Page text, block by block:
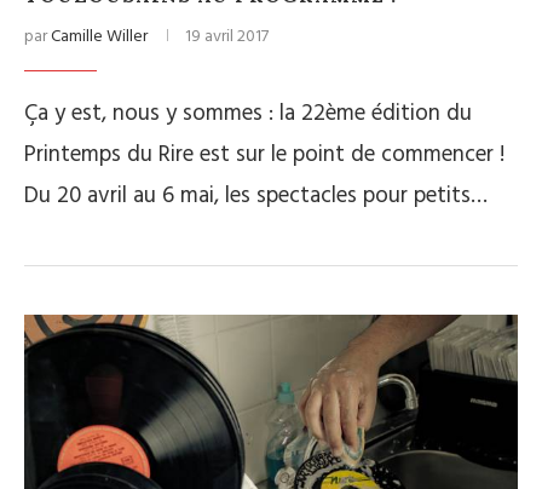
parCamille Willer 19 avril 2017
Ça y est, nous y sommes : la 22ème édition du
Printemps du Rire est sur le point de commencer !
Du 20 avril au 6 mai, les spectacles pour petits…